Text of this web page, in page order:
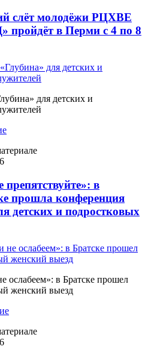
слёт молодёжи РЦХВЕ
в Перми с 4 по 8
для детских и
препятствуйте»: в
прошла конференция
детских и подростковых
ослабеем»: в Братске прошел
женский выезд